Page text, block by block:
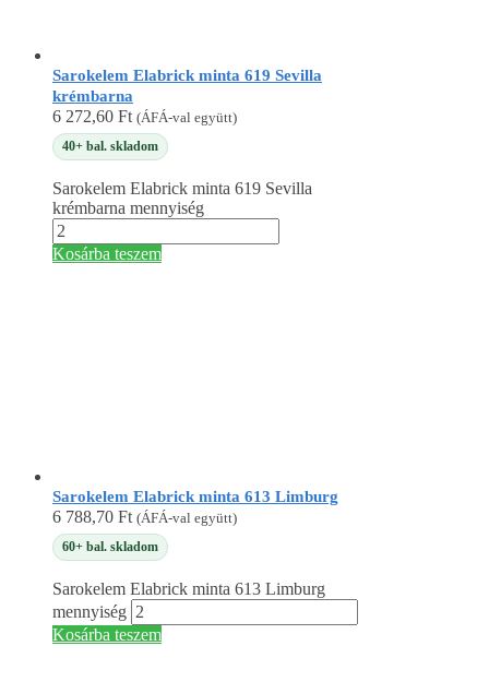
Sarokelem Elabrick minta 619 Sevilla
krémbarna
6 272,60 Ft (ÁFÁ-val együtt)
40+ bal. skladom
Sarokelem Elabrick minta 619 Sevilla
krémbarna mennyiség
Kosárba teszem
Sarokelem Elabrick minta 613 Limburg
6 788,70 Ft (ÁFÁ-val együtt)
60+ bal. skladom
Sarokelem Elabrick minta 613 Limburg
mennyiség
Kosárba teszem